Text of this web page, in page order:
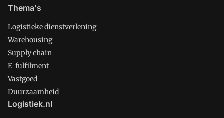
Thema's
Logistieke dienstverlening
Warehousing
Supply chain
E-fulfilment
Vastgoed
Duurzaamheid
Logistiek.nl